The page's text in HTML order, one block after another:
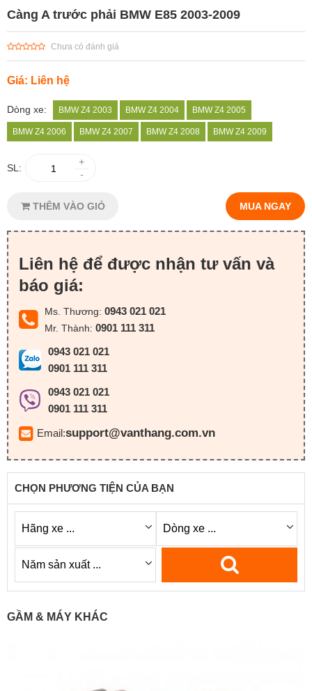
Càng A trước phải BMW E85 2003-2009
Chưa có đánh giá
Giá: Liên hệ
Dòng xe: BMW Z4 2003 BMW Z4 2004 BMW Z4 2005
BMW Z4 2006 BMW Z4 2007 BMW Z4 2008 BMW Z4 2009
SL:
+
-
THÊM VÀO GIỎ MUA NGAY
Liên hệ để được nhận tư vấn và
báo giá:
Ms. Thương: 0943 021 021
Mr. Thành: 0901 111 311
0943 021 021
0901 111 311
0943 021 021
0901 111 311
Email:support@vanthang.com.vn
CHỌN PHƯƠNG TIỆN CỦA BẠN
GẦM & MÁY KHÁC